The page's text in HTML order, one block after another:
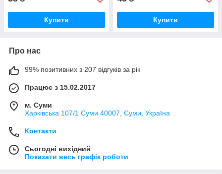
Купити Купити
Про нас
99% позитивних з 207 відгуків за рік
Працює з 15.02.2017
м. Суми
Харківська 107/1 Суми 40007, Суми, Україна
Контакти
Сьогодні вихідний
Показати весь графік роботи